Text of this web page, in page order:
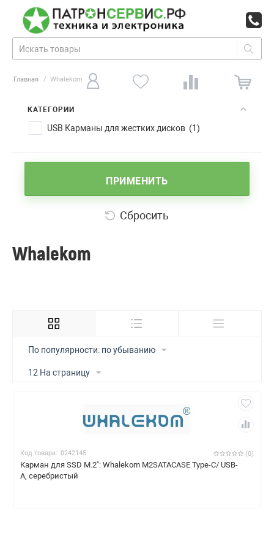
Главная / Whalekom
КАТЕГОРИИ
USB Карманы для жестких дисков (1)
ПРИМЕНИТЬ
Сбросить
Whalekom
По популярности: по убыванию
12 На страницу
Код товара: 0242145 (0)
Карман для SSD M.2": Whalekom M2SATACASE Type-C/ USB-
A, серебристый